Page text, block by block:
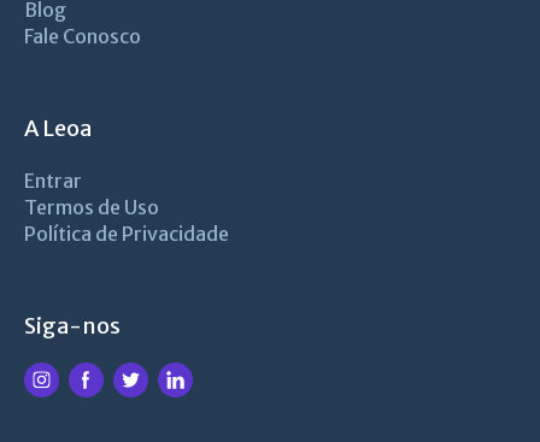
Blog
Fale Conosco
A Leoa
Entrar
Termos de Uso
Política de Privacidade
Siga-nos